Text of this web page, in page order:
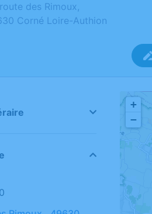
des Rimoux,
Corné Loire-Authion
+
−